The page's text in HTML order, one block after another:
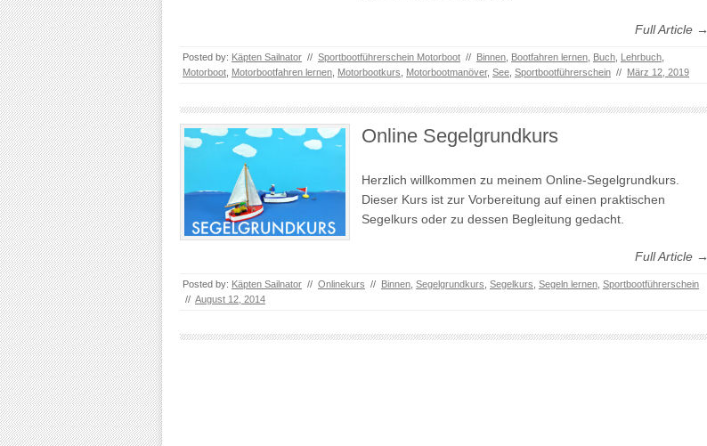
Full Article →
Posted by: Käpten Sailnator // Sportbootführerschein Motorboot // Binnen Bootfahren lernen Buch Lehrbuch
Motorboot Motorbootfahren lernen Motorbootkurs Motorbootmanöver, See Sportbootführerschein // März 12, 2019
Online Segelgrundkurs
Herzlich willkommen zu meinem Online-Segelgrundkurs.
Dieser Kurs ist zur Vorbereitung auf einen praktischen
Segelkurs oder zu dessen Begleitung gedacht.
Full Article →
Posted by: Käpten Sailnator // Onlinekurs // Binnen Segelgrundkurs Segelkurs Segeln lernen Sportbootführerschein
// August 12, 2014